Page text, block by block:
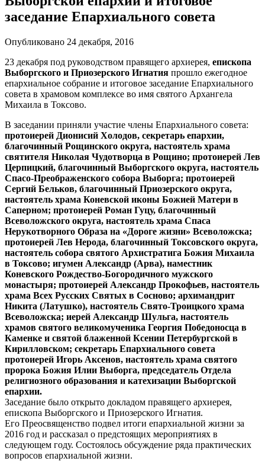
заседание Епархиального совета
Опубликовано 24 декабря, 2016
23 декабря под руководством правящего архиерея, епископа
Выборгского и Приозерского Игнатия прошло ежегодное
епархиальное собрание и итоговое заседание Епархиального
совета в храмовом комплексе во имя святого Архангела
Михаила в Токсово.
В заседании приняли участие члены Епархиального совета:
протоиерей Дионисий Холодов, секретарь епархии,
благочинный Рощинского округа, настоятель храма
святителя Николая Чудотворца в Рощино; протоиерей Лев
Церпицкий, благочинный Выборгского округа, настоятель
Спасо-Преображенского собора Выборга; протоиерей
Сергий Бельков, благочинный Приозерского округа,
настоятель храма Коневской иконы Божией Матери в
Саперном; протоиерей Роман Гуцу, благочинный
Всеволожского округа, настоятель храма Спаса
Нерукотворного Образа на «Дороге жизни» Всеволожска;
протоиерей Лев Нерода, благочинный Токсовского округа,
настоятель собора святого Архистратига Божия Михаила
в Токсово; игумен Александр (Арва), наместник
Коневского Рождество-Богородичного мужского
монастыря; протоиерей Александр Прокофьев, настоятель
храма Всех Русских Святых в Сосново; архимандрит
Никита (Латушко), настоятель Свято-Троицкого храма
Всеволожска; иерей Александр Шульга, настоятель
храмов святого великомученика Георгия Победоносца в
Каменке и святой блаженной Ксении Петербургской в
Кирилловском; секретарь Епархиального совета
протоиерей Игорь Аксенов, настоятель храма святого
пророка Божия Илии Выборга, председатель Отдела
религиозного образования и катехизации Выборгской
епархии.
Заседание было открыто докладом правящего архиерея,
епископа Выборгского и Приозерского Игнатия.
Его Преосвященство подвел итоги епархиальной жизни за
2016 год и рассказал о предстоящих мероприятиях в
следующем году. Состоялось обсуждение ряда практических
вопросов епархиальной жизни.